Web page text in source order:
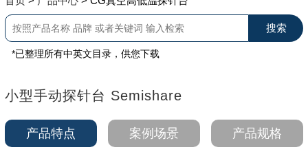
*已整理所有中英文目录，供您下载
小型手动探针台 Semishare
产品特点 案例场景 产品规格